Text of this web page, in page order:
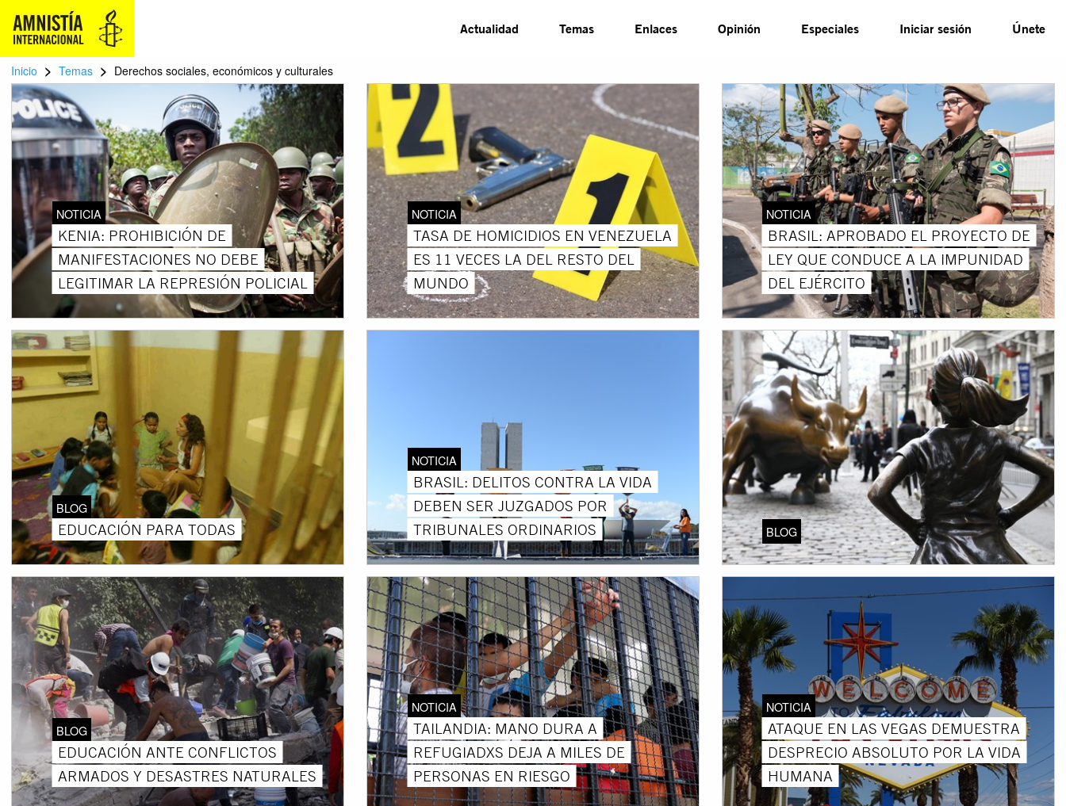
Actualidad Temas Enlaces Opinión Especiales Iniciar sesión Únete
Inicio > Temas > Derechos sociales, económicos y culturales
NOTICIA
KENIA: PROHIBICIÓN DE
MANIFESTACIONES NO DEBE
LEGITIMAR LA REPRESIÓN POLICIAL
NOTICIA
TASA DE HOMICIDIOS EN VENEZUELA
ES 11 VECES LA DEL RESTO DEL
MUNDO
NOTICIA
BRASIL: APROBADO EL PROYECTO DE
LEY QUE CONDUCE A LA IMPUNIDAD
DEL EJÉRCITO
BLOG
EDUCACIÓN PARA TODAS
NOTICIA
BRASIL: DELITOS CONTRA LA VIDA
DEBEN SER JUZGADOS POR
TRIBUNALES ORDINARIOS
BLOG
BLOG
EDUCACIÓN ANTE CONFLICTOS
ARMADOS Y DESASTRES NATURALES
NOTICIA
TAILANDIA: MANO DURA A
REFUGIADXS DEJA A MILES DE
PERSONAS EN RIESGO
NOTICIA
ATAQUE EN LAS VEGAS DEMUESTRA
DESPRECIO ABSOLUTO POR LA VIDA
HUMANA